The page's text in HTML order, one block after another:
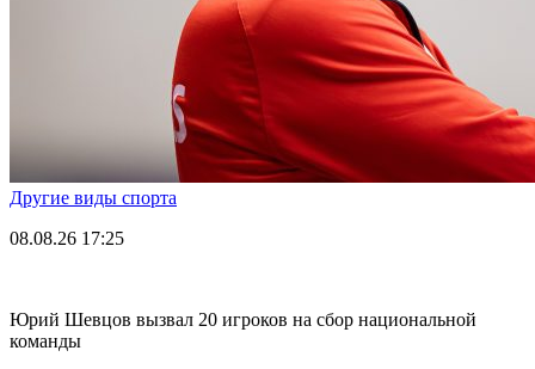
Другие виды спорта
08.08.26 17:25
Юрий Шевцов вызвал 20 игроков на сбор национальной
команды